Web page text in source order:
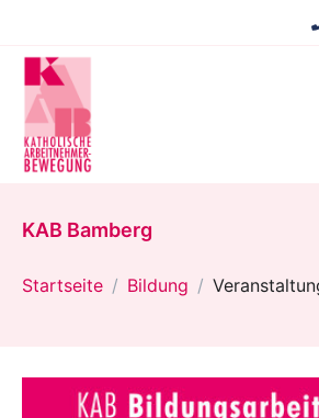
springen
KAB Bamberg
Startseite Bildung